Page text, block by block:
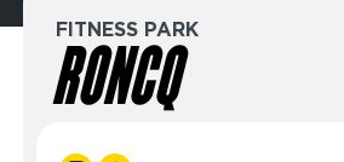
FITNESS PARK
RONCQ